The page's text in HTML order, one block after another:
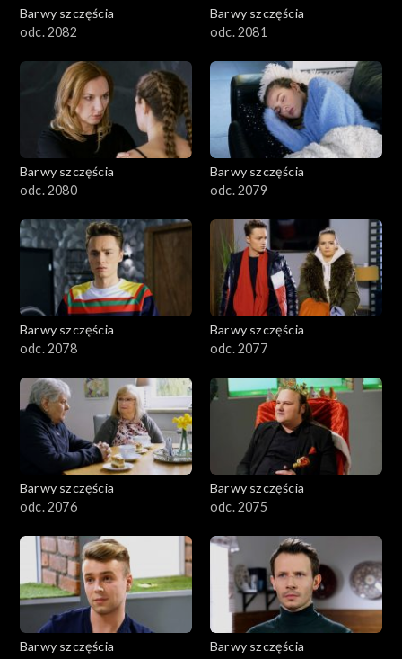
Barwy szczęścia
odc. 2082
Barwy szczęścia
odc. 2081
Barwy szczęścia
odc. 2080
Barwy szczęścia
odc. 2079
Barwy szczęścia
odc. 2078
Barwy szczęścia
odc. 2077
Barwy szczęścia
odc. 2076
Barwy szczęścia
odc. 2075
Barwy szczęścia
Barwy szczęścia